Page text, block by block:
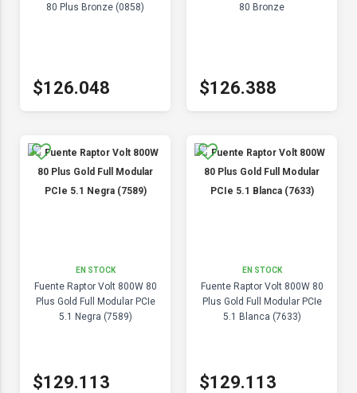
80 Plus Bronze (0858)
$126.048
80 Bronze
$126.388
EN STOCK
Fuente Raptor Volt 800W 80
Plus Gold Full Modular PCIe
5.1 Negra (7589)
$129.113
EN STOCK
Fuente Raptor Volt 800W 80
Plus Gold Full Modular PCIe
5.1 Blanca (7633)
$129.113